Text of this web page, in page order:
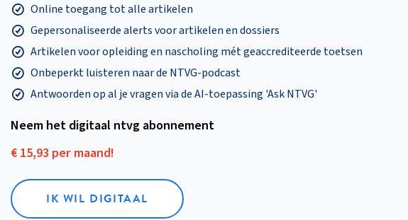
Online toegang tot alle artikelen
Gepersonaliseerde alerts voor artikelen en dossiers
Artikelen voor opleiding en nascholing mét geaccrediteerde toetsen
Onbeperkt luisteren naar de NTVG-podcast
Antwoorden op al je vragen via de AI-toepassing 'Ask NTVG'
Neem het digitaal ntvg abonnement
€ 15,93 per maand!
IK WIL DIGITAAL